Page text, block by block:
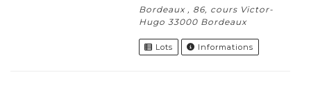
Bordeaux , 86, cours Victor-
Hugo 33000 Bordeaux
Lots Informations